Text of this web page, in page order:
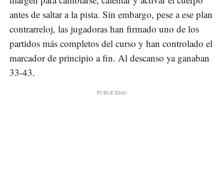
antes de saltar a la pista. Sin embargo, pese a ese plan
contrarreloj, las jugadoras han firmado uno de los
partidos más completos del curso y han controlado el
marcador de principio a fin. Al descanso ya ganaban
33-43.